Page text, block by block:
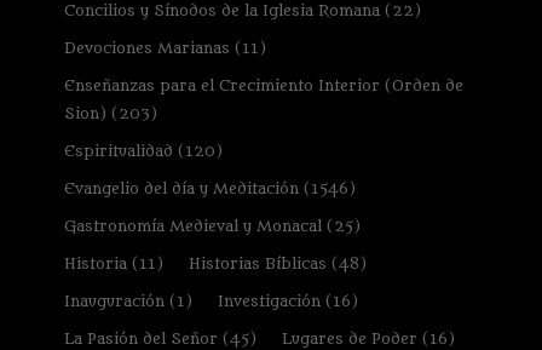
Concilios y Sínodos de la Iglesia Romana(22)
Devociones Marianas (11)
Enseñanzas para el Crecimiento Interior (Orden de
Sion) (203)
Espiritualidad (120)
Evangelio del día y Meditación(1546)
Gastronomía Medieval y Monacal(25)
Historia(11) Historias Bíblicas (48)
Inauguración(1) Investigación(16)
La Pasión del Señor (45) Lugares de Poder (16)